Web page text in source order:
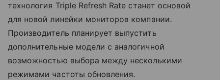
технология Triple Refresh Rate станет основой
для новой линейки мониторов компании.
Производитель планирует выпустить
дополнительные модели с аналогичной
возможностью выбора между несколькими
режимами частоты обновления.